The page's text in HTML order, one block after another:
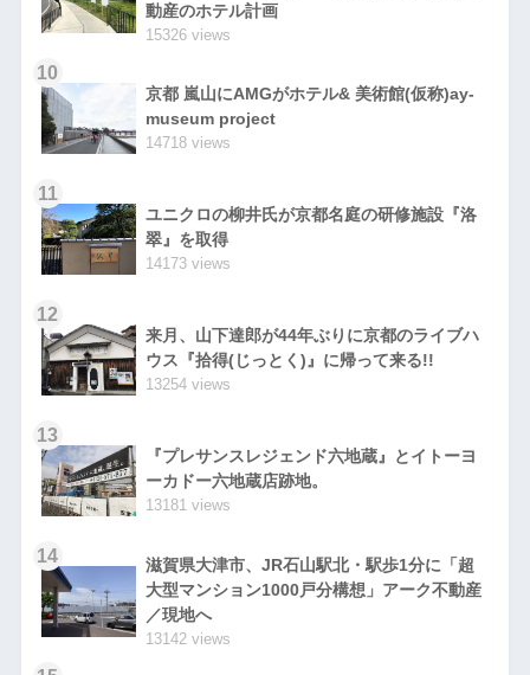
動産のホテル計画
15326 views
10
京都 嵐山にAMGがホテル& 美術館(仮称)ay-
museum project
14718 views
11
ユニクロの柳井氏が京都名庭の研修施設『洛
翠』を取得
14173 views
12
来月、山下達郎が44年ぶりに京都のライブハ
ウス『拾得(じっとく)』に帰って来る!!
13254 views
13
『プレサンスレジェンド六地蔵』とイトーヨ
ーカドー六地蔵店跡地。
13181 views
14
滋賀県大津市、JR石山駅北・駅歩1分に「超
大型マンション1000戸分構想」アーク不動産
／現地へ
13142 views